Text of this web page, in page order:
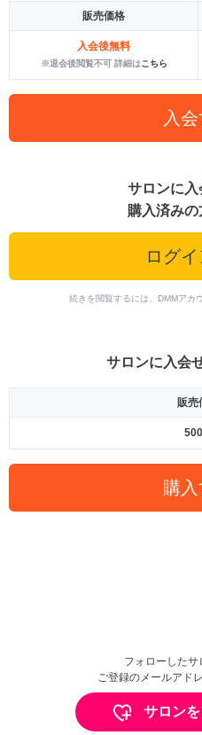
販売価格
入会後無料
※退会後閲覧不可 詳細はこちら
入
サロンに入
購入済みの
ログ
続きを閲覧するには、DMMアカ
サロンに入会
販売
購入
フォローしたサ
ご登録のメールアド
サロン